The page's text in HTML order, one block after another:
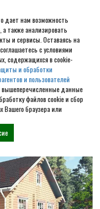
дает нам возможность
также анализировать
и сервисы. Оставаясь на
с условиями
содержащихся в cookie-
и обработки
и пользователей
вышеперечисленные данные
файлов cookie и сбор
Вашего браузера или
под